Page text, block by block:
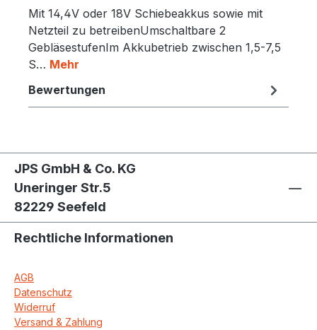
Mit 14,4V oder 18V Schiebeakkus sowie mit
Netzteil zu betreibenUmschaltbare 2
GebläsestufenIm Akkubetrieb zwischen 1,5-7,5
S… Mehr
Bewertungen
JPS GmbH & Co. KG
Uneringer Str.5
82229 Seefeld
Rechtliche Informationen
AGB
Datenschutz
Widerruf
Versand & Zahlung